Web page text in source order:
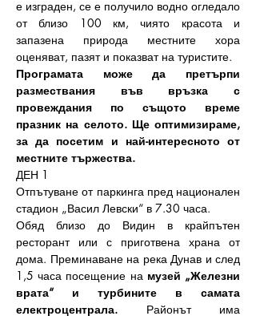
е изграден, се е получило водно огледало
от близо 100 км, чиято красота и
запазена природа местните хора
оценяват, пазят и показват на туристите.
Програмата може да претърпи
размествания във връзка с
провеждания по същото време
празник на селото. Ще оптимизираме,
за да посетим и най-интересното от
местните тържества.
ДЕН 1
Отпътуване от паркинга пред национален
стадион „Васил Левски“ в 7.30 часа.
Обяд близо до Видин в крайпътен
ресторант или с приготвена храна от
дома. Преминаване на река Дунав и след
1,5 часа посещение на музей „Железни
врата“ и турбините в самата
електроцентрала. Районът има